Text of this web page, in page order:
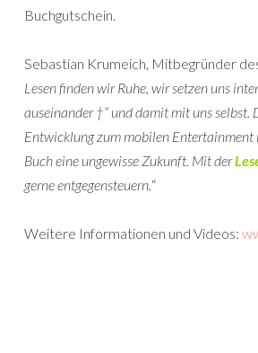
Buchgutschein.
Sebastian Krumeich, Mitbegründer
Lesen finden wir Ruhe, wir setzen uns
auseinander †“ und damit mit uns selbst.
Entwicklung zum mobilen
Buch eine ungewisse Zukunft. Mit der
gerne entgegensteuern.“
Weitere Informationen und Videos: